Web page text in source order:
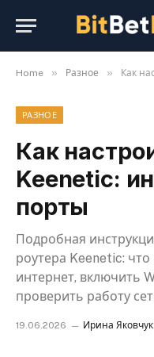
Home » Разное » Как
РАЗНОЕ
Как
Keenetic:
порты
Подробная
роутера Keenetic:
интернет, включить
проверить работу
19.06.2026 Ирина Яковчук